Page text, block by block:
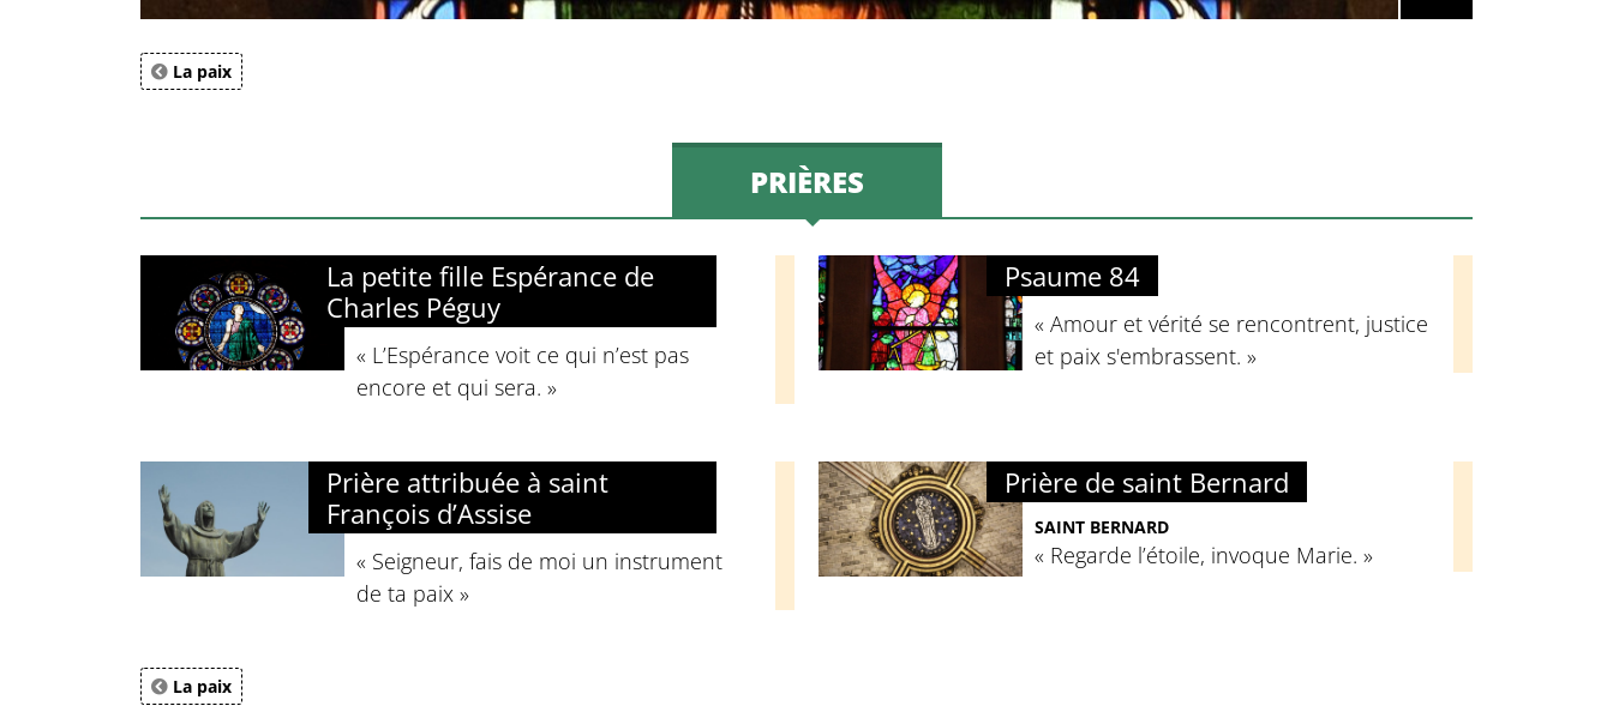
La paix
PRIÈRES
La petite fille Espérance de
Charles Péguy
« L’Espérance voit ce qui n’est pas
encore et qui sera. »
Psaume 84
« Amour et vérité se rencontrent, justice
et paix s'embrassent. »
Prière attribuée à saint
François d’Assise
« Seigneur, fais de moi un instrument
de ta paix »
Prière de saint Bernard
SAINT BERNARD
« Regarde l’étoile, invoque Marie. »
La paix